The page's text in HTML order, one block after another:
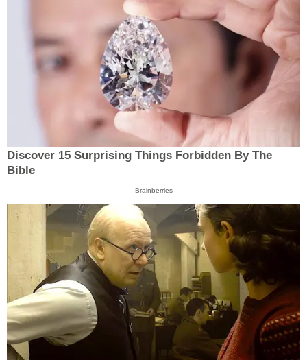
Discover 15 Surprising Things Forbidden By The
Bible
Brainberries